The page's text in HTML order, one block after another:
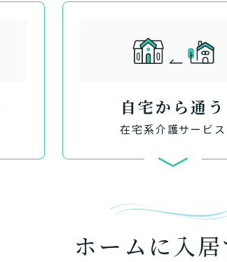
自宅から通う
在宅系介護サービス
ホームに入居